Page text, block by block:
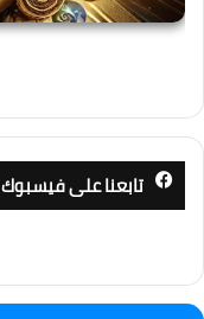
تابعنا على فيسبوك